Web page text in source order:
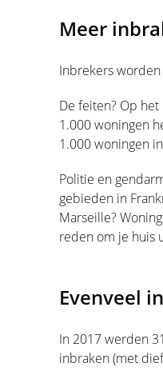
Meer
Inbrekers
De feiten? Op
1.000 woningen
1.000 woningen
Politie en
gebieden in
Marseille?
reden om je huis
Evenveel
In 2017 werden
inbraken (met